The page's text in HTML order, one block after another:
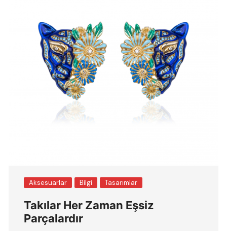
Aksesuarlar Bilgi Tasarımlar
Takılar Her Zaman Eşsiz
Parçalardır